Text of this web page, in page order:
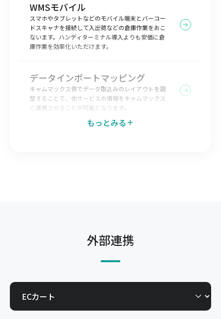
WMSモバイル
スマホやタブレットなどのモバイル端末とバーコー
ドスキャナを接続して入出荷などの倉庫作業をおこ
ないます。ハンディターミナル導入よりも安価に倉
庫作業を効率化いただけます。
データインポートマッピング
キャムマックス側でデータ取込みのレイアウトを調
整することで、他サービスの情報をキャムマックス
に連携させることが可能となります。
引を電子化できます。
得意先へキャムマックスの一部機能を開放すること
です。今までメールやFAX、郵送で行っていた取引
を電子化できます。
もっとみる
外部連携